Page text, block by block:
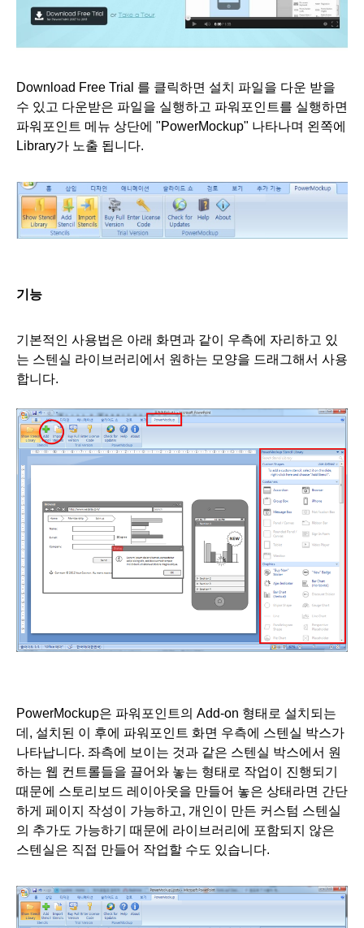
Download Free Trial 를 클릭하면 설치 파일을 다운 받을
수 있고 다운받은 파일을 실행하고 파워포인트를 실행하면
파워포인트 메뉴 상단에 "PowerMockup" 나타나며 왼쪽에
Library가 노출 됩니다.
기능
기본적인 사용법은 아래 화면과 같이 우측에 자리하고 있
는 스텐실 라이브러리에서 원하는 모양을 드래그해서 사용
합니 다.
PowerMockup은 파워포인트의 Add-on 형태로 설치되는
데, 설치된 이 후에 파워포인트 화면 우측에 스텐실 박스가
나타납니다. 좌측에 보이는 것과 같은 스텐실 박스에서 원
하는 웹 컨트롤들을 끌어와 놓는 형태로 작업이 진행되기
때문에 스토리보드 레이아웃을 만들어 놓은 상태라면 간단
하게 페이지 작성이 가능하고, 개인이 만든 커스텀 스텐실
의 추가도 가능하기 때문에 라이브러리에 포함되지 않은
스텐실은 직접 만들어 작업할 수도 있습니다.